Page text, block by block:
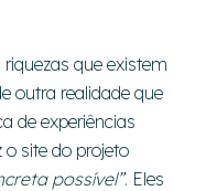
que existem
outra realidade que
de experiências
o site do projeto
possível”. Eles